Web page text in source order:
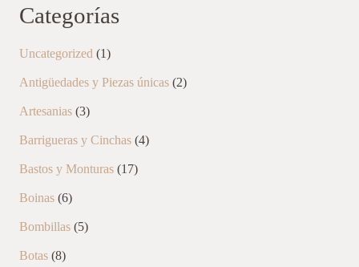
Categorías
Uncategorized 11
producto
Antigüedades y Piezas únicas 22
Artesanias 33
productos
Barrigueras y Cinchas 44
Bastos y Monturas 1717
Boinas 66
productos
Bombillas 55
Botas 88